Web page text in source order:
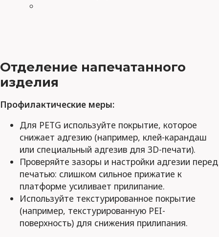
Отделение напечатанного
изделия
Профилактические меры:
Для PETG используйте покрытие, которое
снижает адгезию (например, клей-карандаш
или специальный адгезив для 3D-печати).
Проверяйте зазоры и настройки адгезии перед
печатью: слишком сильное прижатие к
платформе усиливает прилипание.
Используйте текстурированное покрытие
(например, текстурированную PEI-
поверхность) для снижения прилипания.